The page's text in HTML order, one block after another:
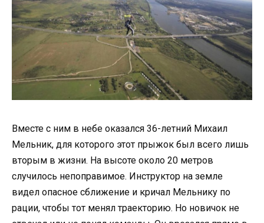
Вместе с ним в небе оказался 36-летний Михаил
Мельник, для которого этот прыжок был всего лишь
вторым в жизни. На высоте около 20 метров
случилось непоправимое. Инструктор на земле
видел опасное сближение и кричал Мельнику по
рации, чтобы тот менял траекторию. Но новичок не